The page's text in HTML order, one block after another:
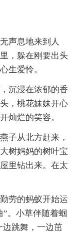
声息地来到人
，躲在刚要出头
生爱怜。
沉浸在浓郁的香
，桃花妹妹开心
灿烂的笑容。
子从北方赶来，
树妈妈的树叶宝
里钻出来。在太
劳的蚂蚁开始运
”。小草伴随着蝈
边跳舞，一边茁